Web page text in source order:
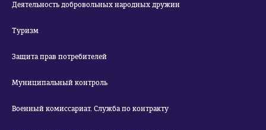
Деятельность добровольных народных дружин
Туризм
Защита прав потребителей
Муниципальный контроль
Военный комиссариат. Служба по контракту